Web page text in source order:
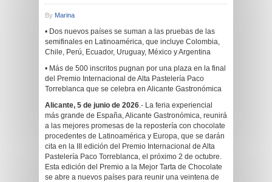
By Marina
• Dos nuevos países se suman a las pruebas de las
semifinales en Latinoamérica, que incluye Colombia,
Chile, Perú, Ecuador, Uruguay, México y Argentina
• Más de 500 inscritos pugnan por una plaza en la final
del Premio Internacional de Alta Pastelería Paco
Torreblanca que se celebra en Alicante Gastronómica
Alicante, 5 de junio de 2026.- La feria experiencial
más grande de España, Alicante Gastronómica, reunirá
a las mejores promesas de la repostería con chocolate
procedentes de Latinoamérica y Europa, que se darán
cita en la III edición del Premio Internacional de Alta
Pastelería Paco Torreblanca, el próximo 2 de octubre.
Esta edición del Premio a la Mejor Tarta de Chocolate
se abre a nuevos países para reunir una veintena de